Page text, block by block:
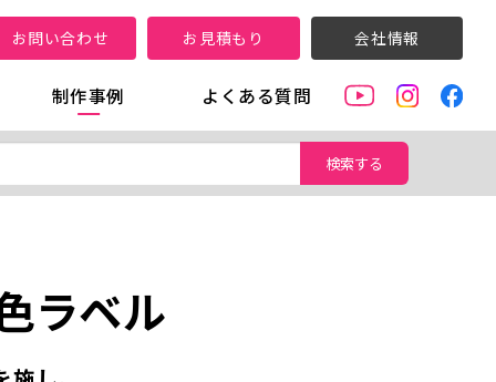
お問い合わせ お見積もり 会社情報
制作事例 よくある質問
検索する
ラベル